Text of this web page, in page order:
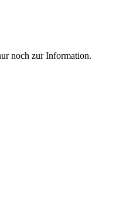
noch zur Information.